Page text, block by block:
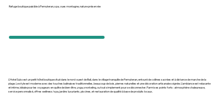
Refuge boutique paisible à Pemuteran, spa, vues montagne, nature préservée
L'Hotel Suko est un petit hôtel boutique situé dans le nord-ouest de Bali, dans le village tranquille de Pemuteran, entouré de collines sacrées et à distance de marche de la
plage. Le style est moderne avec des touches balinaises traditionnelles, beaucoup de bois, pierres naturelles et une décoration artisanale soignée. L’ambiance est relaxante
et intime, idéale pour les voyageurs en quête de bien-être, yoga, snorkeling, ou tout simplement pour se déconnecter. Parmi ses points forts : atmosphère chaleureuse,
service personnalisé, offres wellness/spa, jardins luxuriants, piscines, et restauration de qualité à base de produits locaux.